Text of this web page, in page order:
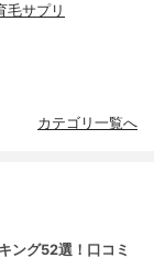
毛サプリ
カテゴリ一覧へ
ング52選！口コミ